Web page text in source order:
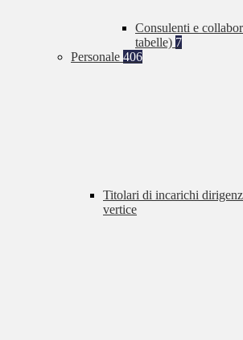
Consulenti e
tabelle) 7
Personale 406
Titolari di incarichi
vertice